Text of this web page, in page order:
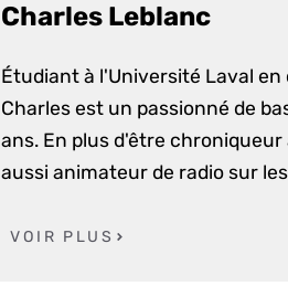
Charles Leblanc
Étudiant à l'Université Laval
Charles est un passionné de
ans. En plus d'être chroniqueur
aussi animateur de radio sur
VOIR PLUS